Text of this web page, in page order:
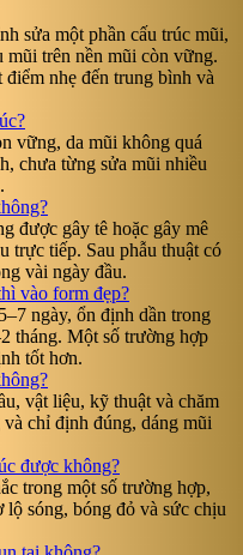
sửa một phần cấu trúc mũi,
mũi trên nền mũi còn vững.
nhẹ đến trung bình và
vững, da mũi không quá
chưa từng sửa mũi nhiều
được gây tê hoặc gây mê
trực tiếp. Sau phẫu thuật có
vài ngày đầu.
vào form đẹp?
ngày, ổn định dần trong
tháng. Một số trường hợp
tốt hơn.
vật liệu, kỹ thuật và chăm
chỉ định đúng, dáng mũi
được không?
trong một số trường hợp,
sóng, bóng đỏ và sức chịu